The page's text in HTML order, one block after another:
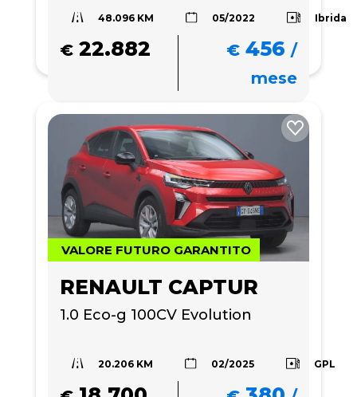
48.096 KM 05/2022 Ibrida
€ 22.882 € 456 /
mese
VALORE FUTURO GARANTITO
RENAULT CAPTUR
1.0 Eco-g 100CV Evolution
20.206 KM 02/2025 GPL